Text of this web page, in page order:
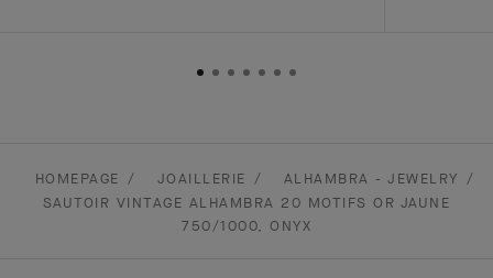
HOMEPAGE JOAILLERIE
ALHAMBRA - JEWELRY
SAUTOIR VINTAGE ALHAMBRA 20 MOTIFS OR JAUNE
750/1000, ONYX